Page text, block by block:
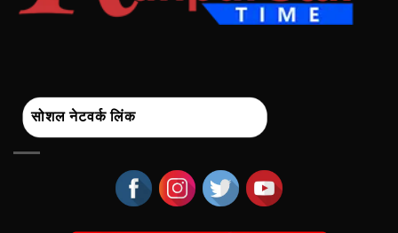
सोशल नेटवर्क लिंक